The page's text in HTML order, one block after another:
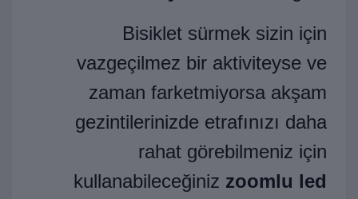
Bisiklet sürmek sizin için
vazgeçilmez bir aktiviteyse ve
zaman farketmiyorsa akşam
gezintilerinizde etrafınızı daha
rahat görebilmeniz için
kullanabileceğiniz zoomlu led